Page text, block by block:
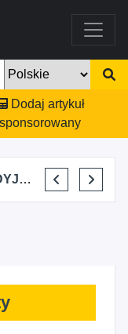
Dodaj artykuł
sponsorowany
ELENA MAKARCHIK